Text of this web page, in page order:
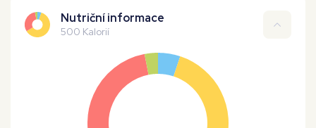
Nutriční informace
500 Kalorií